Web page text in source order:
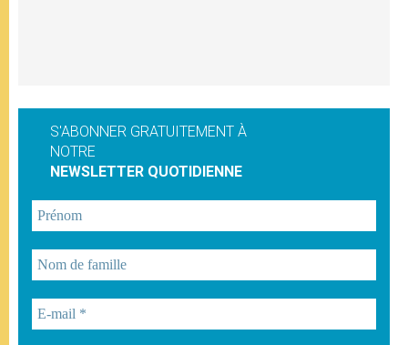
S'ABONNER GRATUITEMENT À
NOTRE
NEWSLETTER QUOTIDIENNE